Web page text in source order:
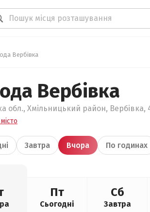
Вербівка
Вербівка
обл., Хмільницький район, Вербівка,
Завтра Вчора По годинах
Пт
Сьогодні
Сб
Завтра